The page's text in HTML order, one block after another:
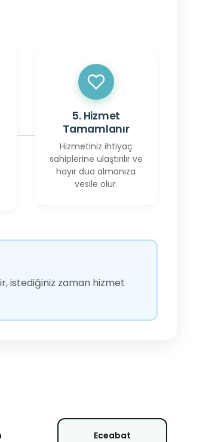
5. Hizmet
Tamamlanır
Hizmetiniz ihtiyaç
sahiplerine ulaştırılır ve
hayır dua almanıza
vesile olur.
istediğiniz zaman hizmet
Eceabat